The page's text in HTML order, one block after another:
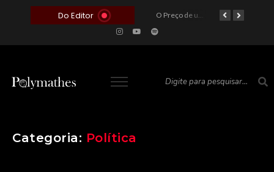
Do Editor
A Roleta da Miséria: Quando a Devoção Cega Encontra o Link na Bio. A Queda do Brasileiro Pelas Mãos de Seus Influencers. O Preço de um Escândalo: A Discrepância Entre o “Filme de Bolsonaro” e a Realidade do Cinema Mundial
Categoria: Política